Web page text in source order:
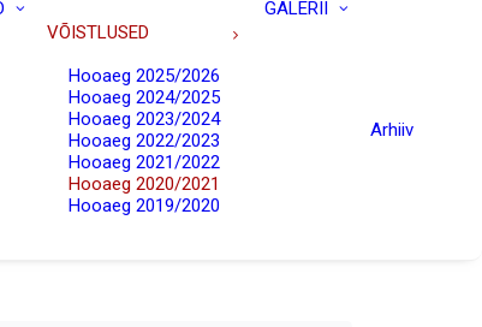
VÕISTLUSED
Hooaeg 2025/2026
Hooaeg 2024/2025
Hooaeg 2023/2024
Hooaeg 2022/2023
Hooaeg 2021/2022
Hooaeg 2020/2021
Hooaeg 2019/2020
GALERII
Arhiiv